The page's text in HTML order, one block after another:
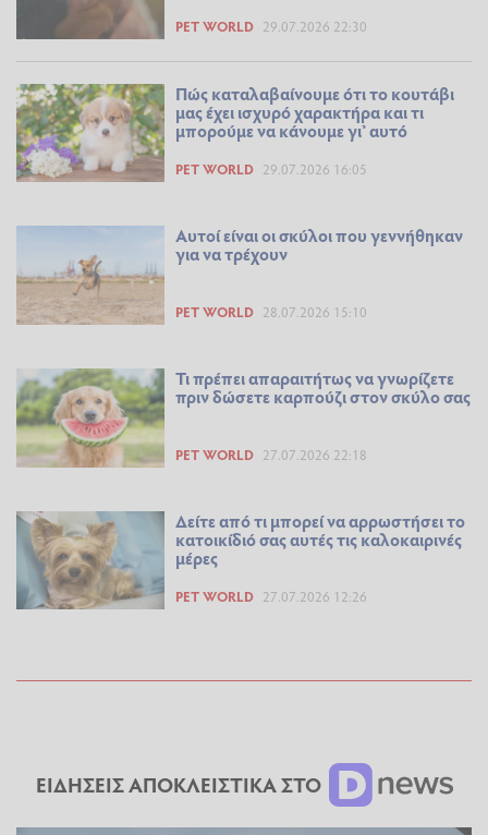
PET WORLD 29.07.2026 22:30
Πώς καταλαβαίνουμε ότι το κουτάβι
μας έχει ισχυρό χαρακτήρα και τι
μπορούμε να κάνουμε γι’ αυτό
PET WORLD 29.07.2026 16:05
Αυτοί είναι οι σκύλοι που γεννήθηκαν
για να τρέχουν
PET WORLD 28.07.2026 15:10
Τι πρέπει απαραιτήτως να γνωρίζετε
πριν δώσετε καρπούζι στον σκύλο σας
PET WORLD 27.07.2026 22:18
Δείτε από τι μπορεί να αρρωστήσει το
κατοικίδιό σας αυτές τις καλοκαιρινές
μέρες
PET WORLD 27.07.2026 12:26
ΕΙΔΗΣΕΙΣ ΑΠΟΚΛΕΙΣΤΙΚΑ ΣΤΟ